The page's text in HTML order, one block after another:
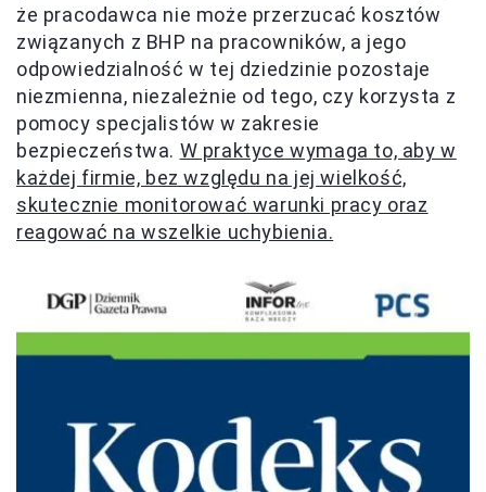
że pracodawca nie może przerzucać kosztów
związanych z BHP na pracowników, a jego
odpowiedzialność w tej dziedzinie pozostaje
niezmienna, niezależnie od tego, czy korzysta z
pomocy specjalistów w zakresie
bezpieczeństwa. W praktyce wymaga to, aby w
każdej firmie, bez względu na jej wielkość,
skutecznie monitorować warunki pracy oraz
reagować na wszelkie uchybienia.